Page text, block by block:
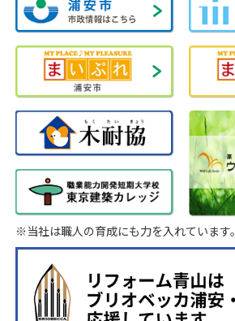
※当社は職人の育成にも力を入れています。